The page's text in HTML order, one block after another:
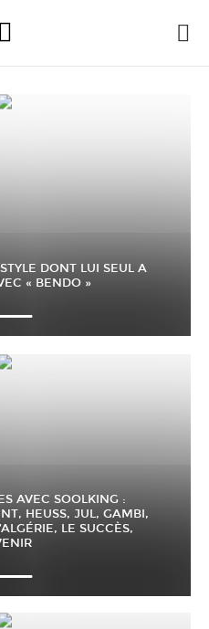
DONT LUI SEUL A
« BENDO »
AVEC SOOLKING :
HEUSS, JUL, GAMBI,
LE SUCCÈS,